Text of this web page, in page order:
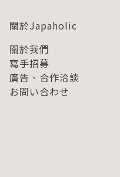
關於Japaholic
關於我們
寫手招募
廣告、合作洽談
お問い合わせ